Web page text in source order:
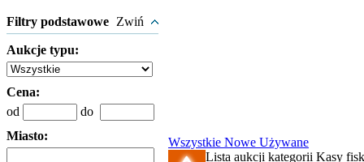
Filtry podstawowe Zwiń
Aukcje typu:
Cena:
od
do
Miasto:
Wszystkie Nowe Używane
Lista aukcji kategorii Kasy